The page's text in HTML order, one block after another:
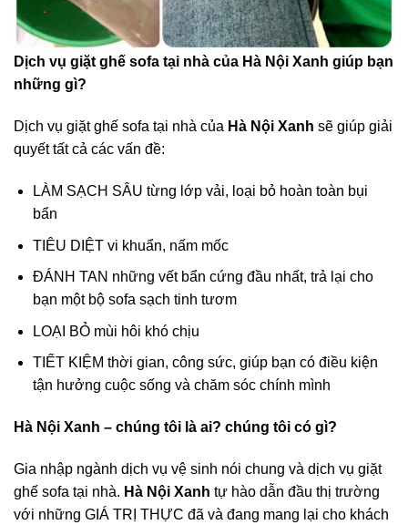
Dịch vụ giặt ghế sofa tại nhà của Hà Nội Xanh giúp bạn
những gì?
Dịch vụ giặt ghế sofa tại nhà của Hà Nội Xanh sẽ giúp giải
quyết tất cả các vấn đề:
LÀM SẠCH SÂU từng lớp vải, loại bỏ hoàn toàn bụi
bẩn
TIÊU DIỆT vi khuẩn, nấm mốc
ĐÁNH TAN những vết bẩn cứng đầu nhất, trả lại cho
bạn một bộ sofa sạch tinh tươm
LOẠI BỎ mùi hôi khó chịu
TIẾT KIỆM thời gian, công sức, giúp bạn có điều kiện
tận hưởng cuộc sống và chăm sóc chính mình
Hà Nội Xanh – chúng tôi là ai? chúng tôi có gì?
Gia nhập ngành dịch vụ vệ sinh nói chung và dịch vụ giặt
ghế sofa tại nhà. Hà Nội Xanh tự hào dẫn đầu thị trường
với những GIÁ TRỊ THỰC đã và đang mang lại cho khách